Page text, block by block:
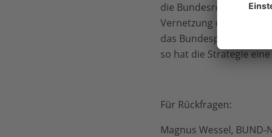
die Bundesregierung
Vernetzung der
das Bundesprogramm
so hat die Strategie
Für Rückfragen:
Magnus Wessel,